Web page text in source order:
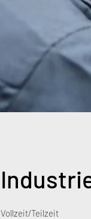
Vollzeit/Teilzeit